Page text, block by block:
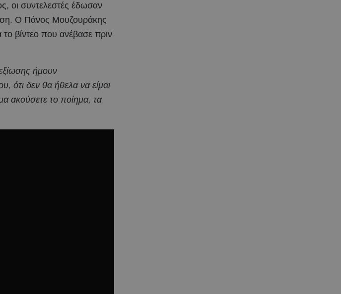
οι συντελεστές έδωσαν
Ο Πάνος Μουζουράκης
βίντεο που ανέβασε πριν
ήμουν
ότι δεν θα ήθελα να είμαι
ακούσετε το ποίημα, τα